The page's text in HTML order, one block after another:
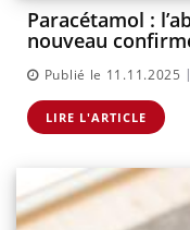
Paracétamol :
nouveau
Publié le 11.11.2025 |
LIRE L'ARTICLE